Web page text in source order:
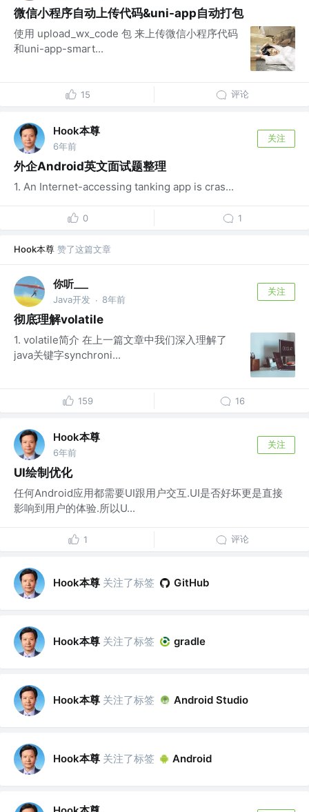
微信小程序自动上传代码&uni-app自动打包
使用 upload_wx_code 包 来上传微信小程序代码
和uni-app-smart...
15 评论
Hook本尊
6年前
关注
外企Android英文面试题整理
1. An Internet-accessing tanking app is cras...
0 1
Hook本尊 赞了这篇文章
你听___
Java开发 · 8年前
关注
彻底理解volatile
1. volatile简介 在上一篇文章中我们深入理解了
java关键字synchroni...
159 16
Hook本尊
6年前
关注
UI绘制优化
任何Android应用都需要UI跟用户交互.UI是否好坏更是直接
影响到用户的体验.所以U...
1 评论
Hook本尊 关注了标签 GitHub
Hook本尊 关注了标签 gradle
Hook本尊 关注了标签 Android Studio
Hook本尊 关注了标签 Android